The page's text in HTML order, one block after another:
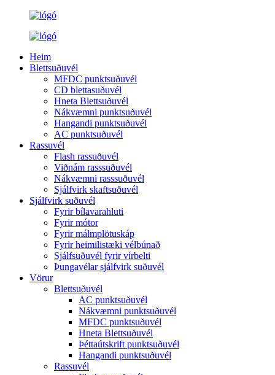
Heim
Blettsuðuvél
MFDC punktsuðuvél
CD blettasuðuvél
Hneta Blettsuðuvél
Nákvæmni punktsuðuvél
Hangandi punktsuðuvél
AC punktsuðuvél
Rassuvél
Flash rassuðuvél
Viðnám rasssuðuvél
Nákvæmni rasssuðuvél
Sjálfvirk skaftsuðuvél
Sjálfvirk suðuvél
Fyrir bílavarahluti
Fyrir mótor
Fyrir málmplötuskáp
Fyrir heimilistæki vélbúnað
Sjálfsuðuvél fyrir vírbelti
Þungavélar sjálfvirk suðuvél
Vörur
Blettsuðuvél
AC punktsuðuvél
Nákvæmni punktsuðuvél
MFDC punktsuðuvél
Hneta Blettsuðuvél
Þéttaútskrift punktsuðuvél
Hangandi punktsuðuvél
Rassuvél